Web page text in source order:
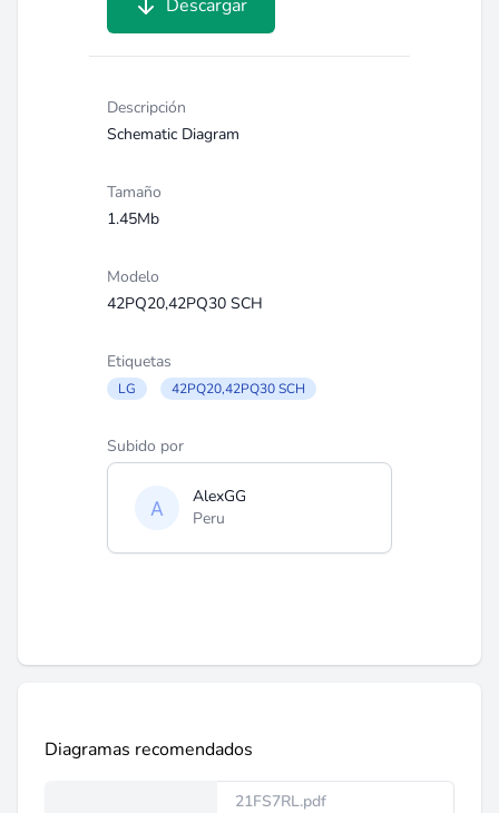
Descargar
Descripción
Schematic Diagram
Tamaño
1.45Mb
Modelo
42PQ20,42PQ30 SCH
Etiquetas
LG 42PQ20,42PQ30 SCH
Subido por
AlexGG
Peru
Diagramas recomendados
21FS7RL.pdf